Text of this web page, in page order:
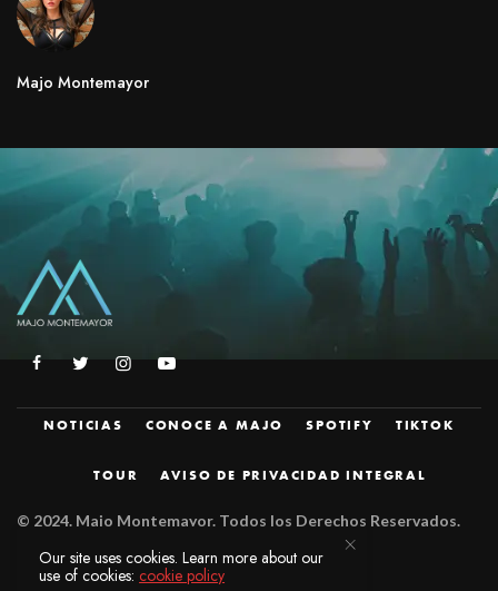
Majo Montemayor
NOTICIAS CONOCE A MAJO SPOTIFY TIKTOK
TOUR AVISO DE PRIVACIDAD INTEGRAL
© 2024. Majo Montemayor. Todos los Derechos Reservados.
Our site uses cookies. Learn more about our
use of cookies:cookie policy